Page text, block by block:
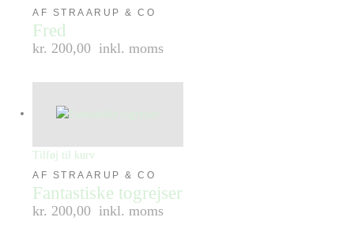
AF STRAARUP & CO
Fred
kr. 200,00 inkl. moms
Tilføj til kurv
AF STRAARUP & CO
Fantastiske togrejser
kr. 200,00 inkl. moms